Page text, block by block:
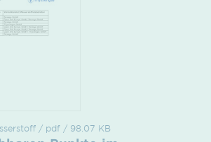
/ pdf / 98.07 KB